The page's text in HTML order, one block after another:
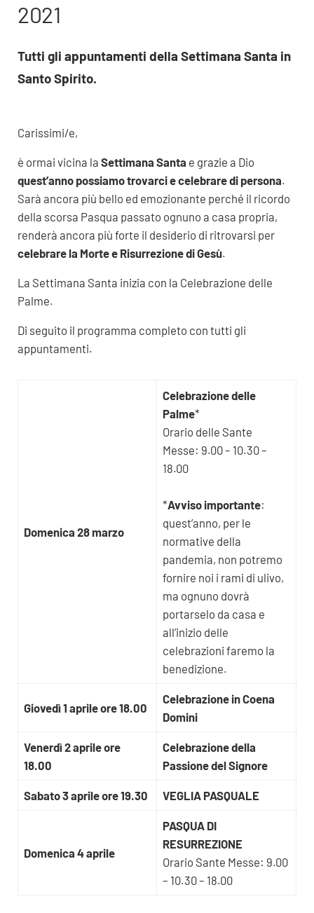
2021
Tutti gli appuntamenti della Settimana Santa in
Santo Spirito.
Carissimi/e,
è ormai vicina la Settimana Santa e grazie a Dio
quest’anno possiamo trovarci e celebrare di persona.
Sarà ancora più bello ed emozionante perché il ricordo
della scorsa Pasqua passato ognuno a casa propria,
renderà ancora più forte il desiderio di ritrovarsi per
celebrare la Morte e Risurrezione di Gesù.
La Settimana Santa inizia con la Celebrazione delle
Palme.
Di seguito il programma completo con tutti gli
appuntamenti.
Domenica 28 marzo
Celebrazione delle
Palme*
Orario delle Sante
Messe: 9.00 – 10.30 –
18.00
*Avviso importante:
quest’anno, per le
normative della
pandemia, non potremo
fornire noi i rami di ulivo,
ma ognuno dovrà
portarselo da casa e
all’inizio delle
celebrazioni faremo la
benedizione.
Giovedì 1 aprile ore 18.00
Celebrazione in Coena
Domini
Venerdì 2 aprile ore
18.00
Celebrazione della
Passione del Signore
Sabato 3 aprile ore 19.30 VEGLIA PASQUALE
Domenica 4 aprile
PASQUA DI
RESURREZIONE
Orario Sante Messe: 9.00
– 10.30 – 18.00